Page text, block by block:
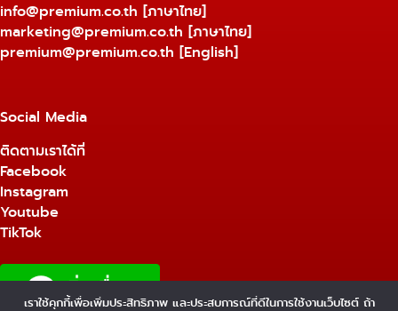
info@premium.co.th [ภาษาไทย]
marketing@premium.co.th [ภาษาไทย]
premium@premium.co.th [English]
Social Media
ติดตามเราได้ที่
Facebook
Instagram
Youtube
TikTok
เราใช้คุกกี้เพื่อเพิ่มประสิทธิภาพ และประสบการณ์ที่ดีในการใช้งานเว็บไซต์ ถ้า
1